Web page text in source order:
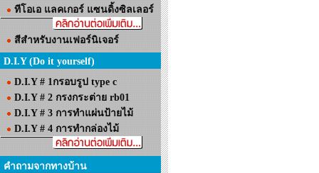
ทีโอเอ แลคเกอร์ แซนดิ้งซิลเลอร์
สีสำหรับงานเฟอร์นิเจอร์
D.I.Y (Do it yourself)
D.I.Y # 1กรอบรูป type c
D.I.Y # 2 กรงกระต่าย rb01
D.I.Y # 3 การทำแผ่นป้ายไม้
D.I.Y # 4 การทำกล่องไม้
คำถามจากทางบ้าน